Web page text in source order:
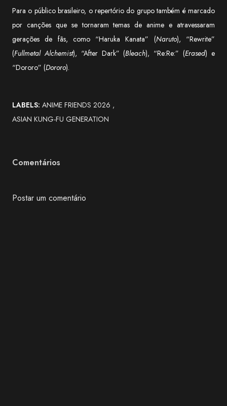
Para o público brasileiro, o repertório do grupo também é marcado
por canções que se tornaram temas de anime e atravessaram
gerações de fãs, como “Haruka Kanata” (Naruto), “Rewrite”
(Fullmetal Alchemist), “After Dark” (Bleach), “Re:Re:” (Erased) e
“Dororo” (Dororo).
LABELS: ANIME FRIENDS 2026
ASIAN KUNG-FU GENERATION
Comentários
Postar um comentário